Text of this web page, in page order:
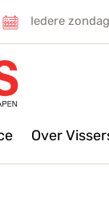
Iedere
Over